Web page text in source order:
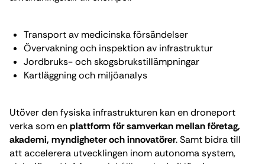
Transport av medicinska försändelser
Övervakning och inspektion av infrastruktur
Jordbruks- och skogsbrukstillämpningar
Kartläggning och miljöanalys
Utöver den fysiska infrastrukturen kan en droneport
verka som enplattform för samverkan mellan företag,
akademi, myndigheter och innovatörer. Samt bidra till
att accelerera utvecklingen inom autonoma system,